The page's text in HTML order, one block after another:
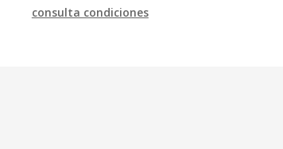
consulta condiciones